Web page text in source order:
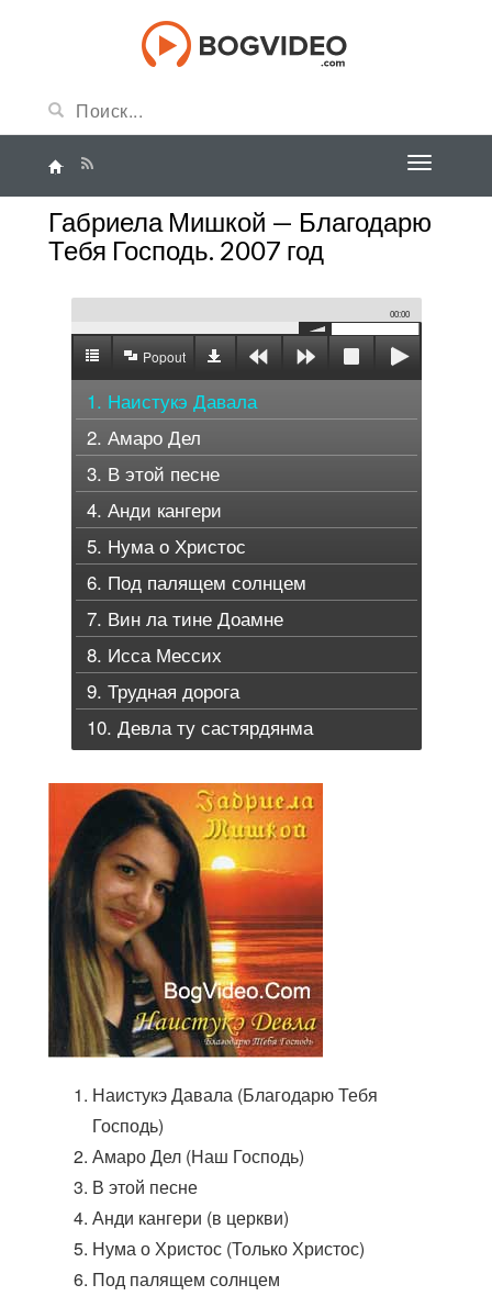
Габриела Мишкой — Благодарю
Тебя Господь. 2007 год
00:00
Popout
1. Наистукэ Давала
2. Амаро Дел
3. В этой песне
4. Анди кангери
5. Нума о Христос
6. Под палящем солнцем
7. Вин ла тине Доамне
8. Исса Мессих
9. Трудная дорога
10. Девла ту састярдянма
Наистукэ Давала (Благодарю Тебя
Господь)
Амаро Дел (Наш Господь)
В этой песне
Анди кангери (в церкви)
Нума о Христос (Только Христос)
Под палящем солнцем